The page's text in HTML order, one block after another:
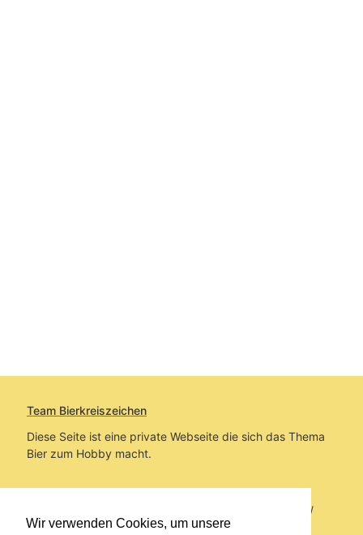
Wir verwenden Cookies, um unsere
Team Bierkreiszeichen
Diese Seite ist eine private Webseite die sich das Thema
Bier zum Hobby macht.
Sie befinden sich auf https://www.bierkreiszeichen.at/